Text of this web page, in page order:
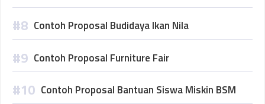
Contoh Proposal Budidaya Ikan Nila
Contoh Proposal Furniture Fair
Contoh Proposal Bantuan Siswa Miskin BSM